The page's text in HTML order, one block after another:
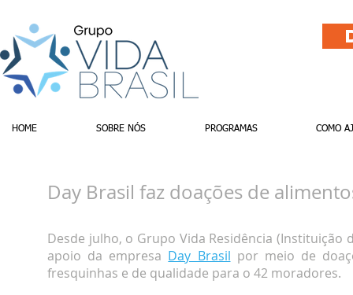
HOME SOBRE NÓS PROGRAMAS COMO
Day Brasil faz doações de
Desde julho, o Grupo Vida Residência (Instituição
apoio da empresa Day Brasil por meio de
fresquinhas e de qualidade para o 42 moradores.